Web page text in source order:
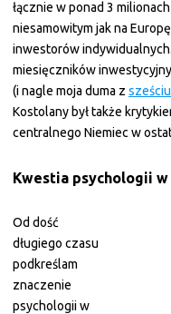
łącznie w ponad 3
niesamowitym jak na
inwestorów
miesięczników
(i nagle moja duma z
Kostolany był także
centralnego Niemiec w
Kwestia psychologii
Od dość
długiego czasu
podkreślam
znaczenie
psychologii w